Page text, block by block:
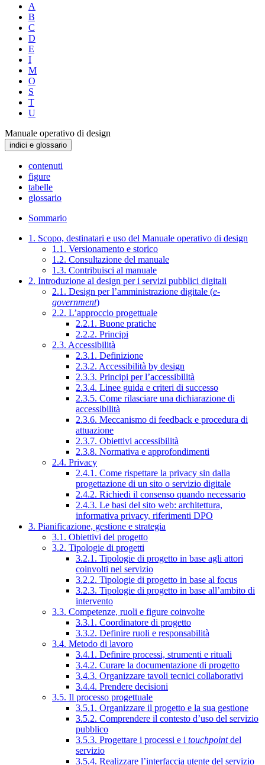
A
B
C
D
E
I
M
O
S
T
U
Manuale operativo di design
indici e glossario
contenuti
figure
tabelle
glossario
Sommario
1. Scopo, destinatari e uso del Manuale operativo di design
1.1. Versionamento e storico
1.2. Consultazione del manuale
1.3. Contribuisci al manuale
2. Introduzione al design per i servizi pubblici digitali
2.1. Design per l’amministrazione digitale (e-
government)
2.2. L’approccio progettuale
2.2.1. Buone pratiche
2.2.2. Principi
2.3. Accessibilità
2.3.1. Definizione
2.3.2. Accessibilità by design
2.3.3. Principi per l’accessibilità
2.3.4. Linee guida e criteri di successo
2.3.5. Come rilasciare una dichiarazione di
accessibilità
2.3.6. Meccanismo di feedback e procedura di
attuazione
2.3.7. Obiettivi accessibilità
2.3.8. Normativa e approfondimenti
2.4. Privacy
2.4.1. Come rispettare la privacy sin dalla
progettazione di un sito o servizio digitale
2.4.2. Richiedi il consenso quando necessario
2.4.3. Le basi del sito web: architettura,
informativa privacy, riferimenti DPO
3. Pianificazione, gestione e strategia
3.1. Obiettivi del progetto
3.2. Tipologie di progetti
3.2.1. Tipologie di progetto in base agli attori
coinvolti nel servizio
3.2.2. Tipologie di progetto in base al focus
3.2.3. Tipologie di progetto in base all’ambito di
intervento
3.3. Competenze, ruoli e figure coinvolte
3.3.1. Coordinatore di progetto
3.3.2. Definire ruoli e responsabilità
3.4. Metodo di lavoro
3.4.1. Definire processi, strumenti e rituali
3.4.2. Curare la documentazione di progetto
3.4.3. Organizzare tavoli tecnici collaborativi
3.4.4. Prendere decisioni
3.5. Il processo progettuale
3.5.1. Organizzare il progetto e la sua gestione
3.5.2. Comprendere il contesto d’uso del servizio
pubblico
3.5.3. Progettare i processi e i touchpointdel
servizio
3.5.4. Realizzare l’interfaccia utente del servizio